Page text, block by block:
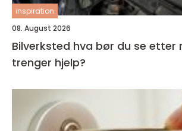
inspiration
08. August 2026
Bilverksted hva bør du se etter når bilen
trenger hjelp?